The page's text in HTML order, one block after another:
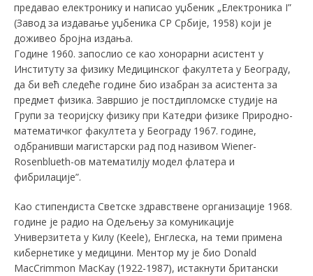
предавао електронику и написао уџбеник „Електроника I”
(Завод за издавање уџбеника СР Србије, 1958) који је
доживео бројна издања.
Године 1960. запослио се као хонорарни асистент у
Институту за физику Медицинског факултета у Београду,
да би већ следеће године био изабран за асистента за
предмет физика. Завршио је постдипломске студије на
Групи за теоријску физику при Катедри физике Природно-
математичког факултета у Београду 1967. године,
одбранивши магистарски рад под називом Wiener-
Rosenblueth-ов математилју модел флатера и
фибрилације”.
Као стипендиста Светске здравствене организације 1968.
године је радио на Одељењу за комуникације
Универзитета у Килу (Keele), Енглеска, на теми примена
кибернетике у медицини. Ментор му је био Donald
MacCrimmon MacKay (1922-1987), истакнути британски